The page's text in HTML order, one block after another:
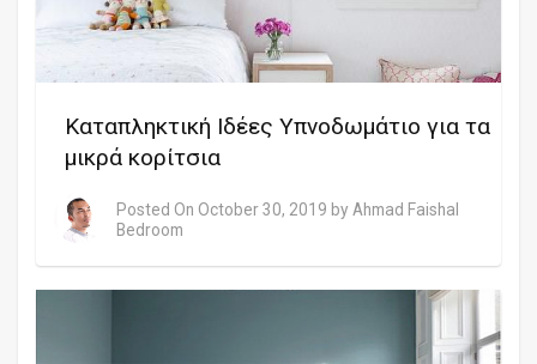
Καταπληκτική Ιδέες Υπνοδωμάτιο για τα
μικρά κορίτσια
Posted On October 30, 2019 by Ahmad Faishal
Bedroom